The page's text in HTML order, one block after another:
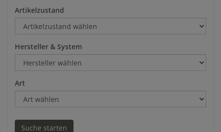
Artikelzustand
Hersteller & System
Art